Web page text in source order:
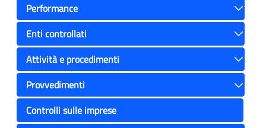
Performance
Toggle
Enti controllati
Toggle
Attività e procedimenti
Toggle
Provvedimenti
Toggle
Controlli sulle imprese